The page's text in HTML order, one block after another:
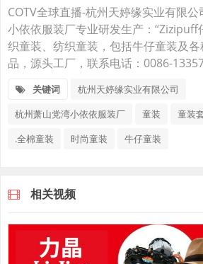
COTV全球直播-杭州天婷缘实业有限
小依依服装厂专业研发生产：“Zizipuff
织童装、纺织童装，包括牛仔童装及
品，源头工厂，联系电话：0086-
关键词
杭州天婷缘实业有限公司
杭州萧山党湾小依依服装厂
童装 童装
.全棉童装
时尚童装 牛仔童装
相关视频